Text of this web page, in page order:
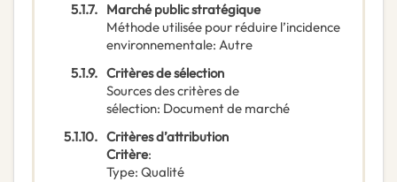
5.1.7. Marché public stratégique
Méthode utilisée pour réduire l’incidence
environnementale: Autre
5.1.9. Critères de sélection
Sources des critères de
sélection: Document de marché
5.1.10. Critères d’attribution
Critère:
Type: Qualité